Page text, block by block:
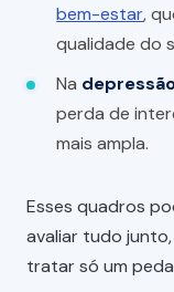
bem-estar,
qualidade do
Na
perda de
mais ampla.
Esses quadros
avaliar tudo
tratar só um